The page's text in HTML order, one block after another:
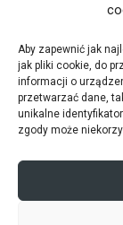
Aby zapewnić jak
jak pliki cookie, do
informacji o
przetwarzać dane,
unikalne
zgody może